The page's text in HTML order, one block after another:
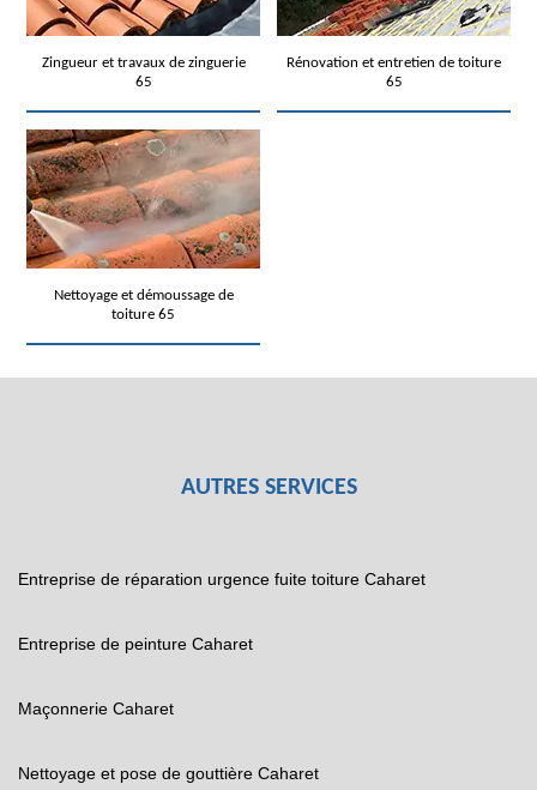
Zingueur et travaux de zinguerie
65
Rénovation et entretien de toiture
65
Nettoyage et démoussage de
toiture 65
AUTRES SERVICES
Entreprise de réparation urgence fuite toiture Caharet
Entreprise de peinture Caharet
Maçonnerie Caharet
Nettoyage et pose de gouttière Caharet